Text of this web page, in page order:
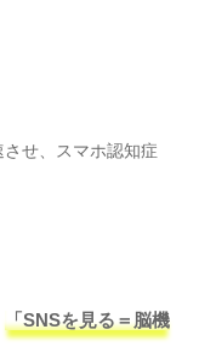
せ、スマホ認知症
「SNSを見る＝脳機